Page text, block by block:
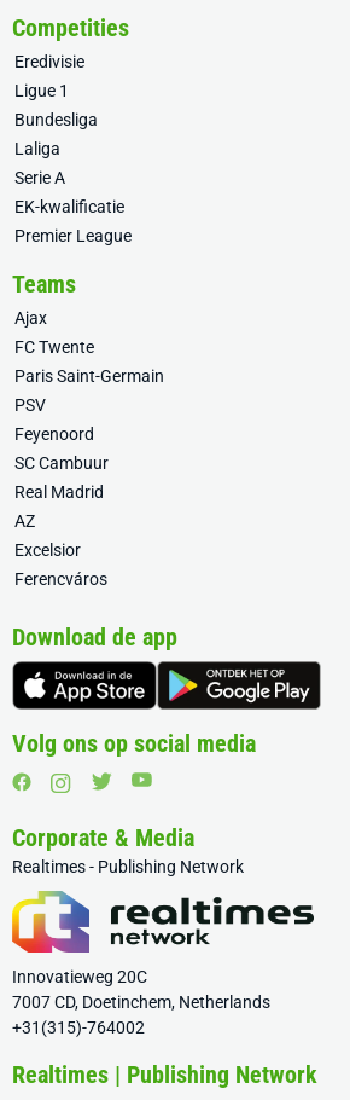
Competities
Eredivisie
Ligue 1
Bundesliga
Laliga
Serie A
EK-kwalificatie
Premier League
Teams
Ajax
FC Twente
Paris Saint-Germain
PSV
Feyenoord
SC Cambuur
Real Madrid
AZ
Excelsior
Ferencváros
Download de app
Volg ons op social media
Corporate & Media
Realtimes - Publishing Network
Innovatieweg 20C
7007 CD, Doetinchem, Netherlands
+31(315)-764002
Realtimes | Publishing Network